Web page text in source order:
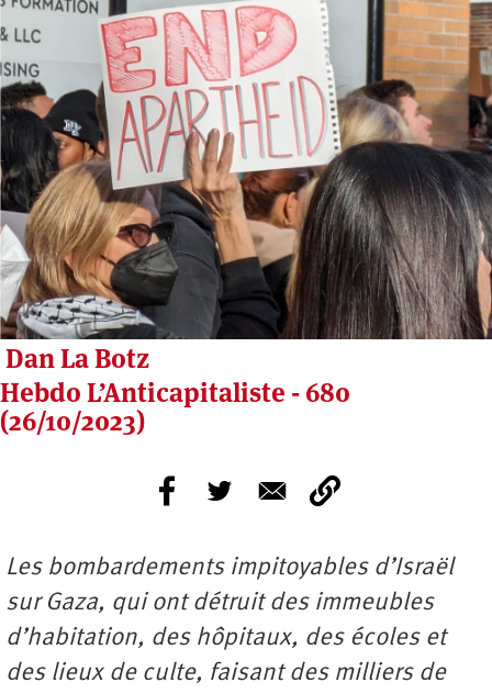
Dan La Botz
Hebdo L’Anticapitaliste - 680
(26/10/2023)
Les bombardements impitoyables d’Israël
sur Gaza, qui ont détruit des immeubles
d’habitation, des hôpitaux, des écoles et
des lieux de culte, faisant des milliers de